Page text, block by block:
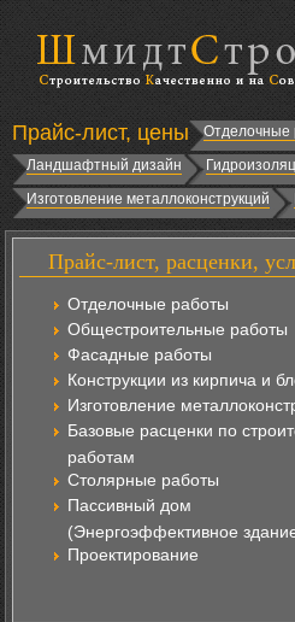
Прайс-лист, цены Отделочные
Ландшафтный дизайн
Изготовление металлоконструкций
Прайс-лист, расценки,
Отделочные работы
Общестроительные работы
Фасадные работы
Конструкции из кирпича и
Изготовление
Базовые расценки по
работам
Столярные работы
Пассивный дом
(Энергоэффективное
Проектирование